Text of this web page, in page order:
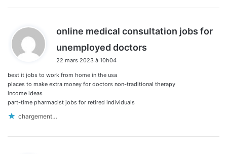
online medical consultation jobs for
unemployed doctors
:
22 mars 2023 à 10h04
best it jobs to work from home in the usa
places to make extra money for doctors non-traditional therapy
income ideas
part-time pharmacist jobs for retired individuals
chargement…